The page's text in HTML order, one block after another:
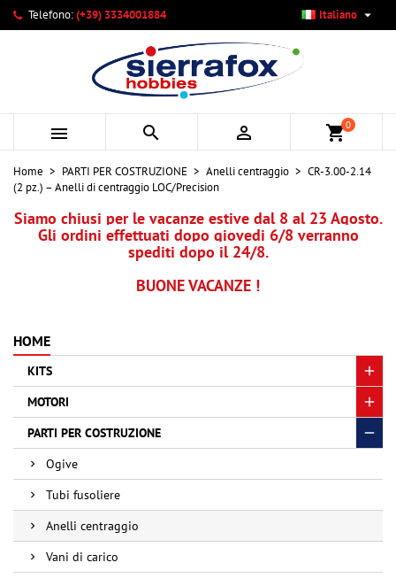
Telefono:(+39) 3334001884 Italiano 
   shopping_cart0
Home PARTI PER COSTRUZIONE Anelli centraggio
CR-3.00-2.14
(2 pz.) – Anelli di centraggio LOC/Precision
Siamo chiusi per le vacanze estive dal 8 al 23 Agosto.
Gli ordini effettuati dopo giovedi 6/8 verranno
spediti dopo il 24/8.
BUONE VACANZE !
HOME
KITS
MOTORI
PARTI PER COSTRUZIONE
Ogive
Tubi fusoliere
Anelli centraggio
Vani di carico
Le mie liste di desideri ×
Crea nuova lista
Crea lista dei desideri ×
Nome lista dei desideri
Annulla Crea lista dei desideri
Accedi ×
Devi avere effettuato l'accesso per salvare dei prodotti
nella tua lista dei desideri.
Annulla Accedi